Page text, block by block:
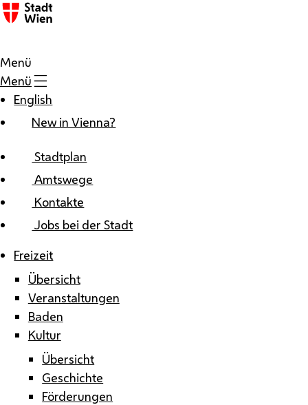
Zum Inhalt
Menü
Menü
English
New in Vienna?
Stadtplan
Amtswege
Kontakte
Jobs bei der Stadt
Freizeit
Übersicht
Veranstaltungen
Baden
Kultur
Übersicht
Geschichte
Förderungen